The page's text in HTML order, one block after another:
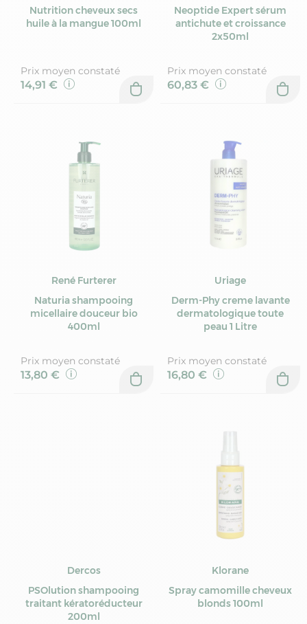
Nutrition cheveux secs
huile à la mangue 100ml
Prix moyen constaté
14,91 €
Neoptide Expert sérum
antichute et croissance
2x50ml
Prix moyen constaté
60,83 €
René Furterer
Naturia shampooing
micellaire douceur bio
400ml
Prix moyen constaté
13,80 €
Uriage
Derm-Phy creme lavante
dermatologique toute
peau 1 Litre
Prix moyen constaté
16,80 €
Dercos
PSOlution shampooing
traitant kératoréducteur
200ml
Klorane
Spray camomille cheveux
blonds 100ml